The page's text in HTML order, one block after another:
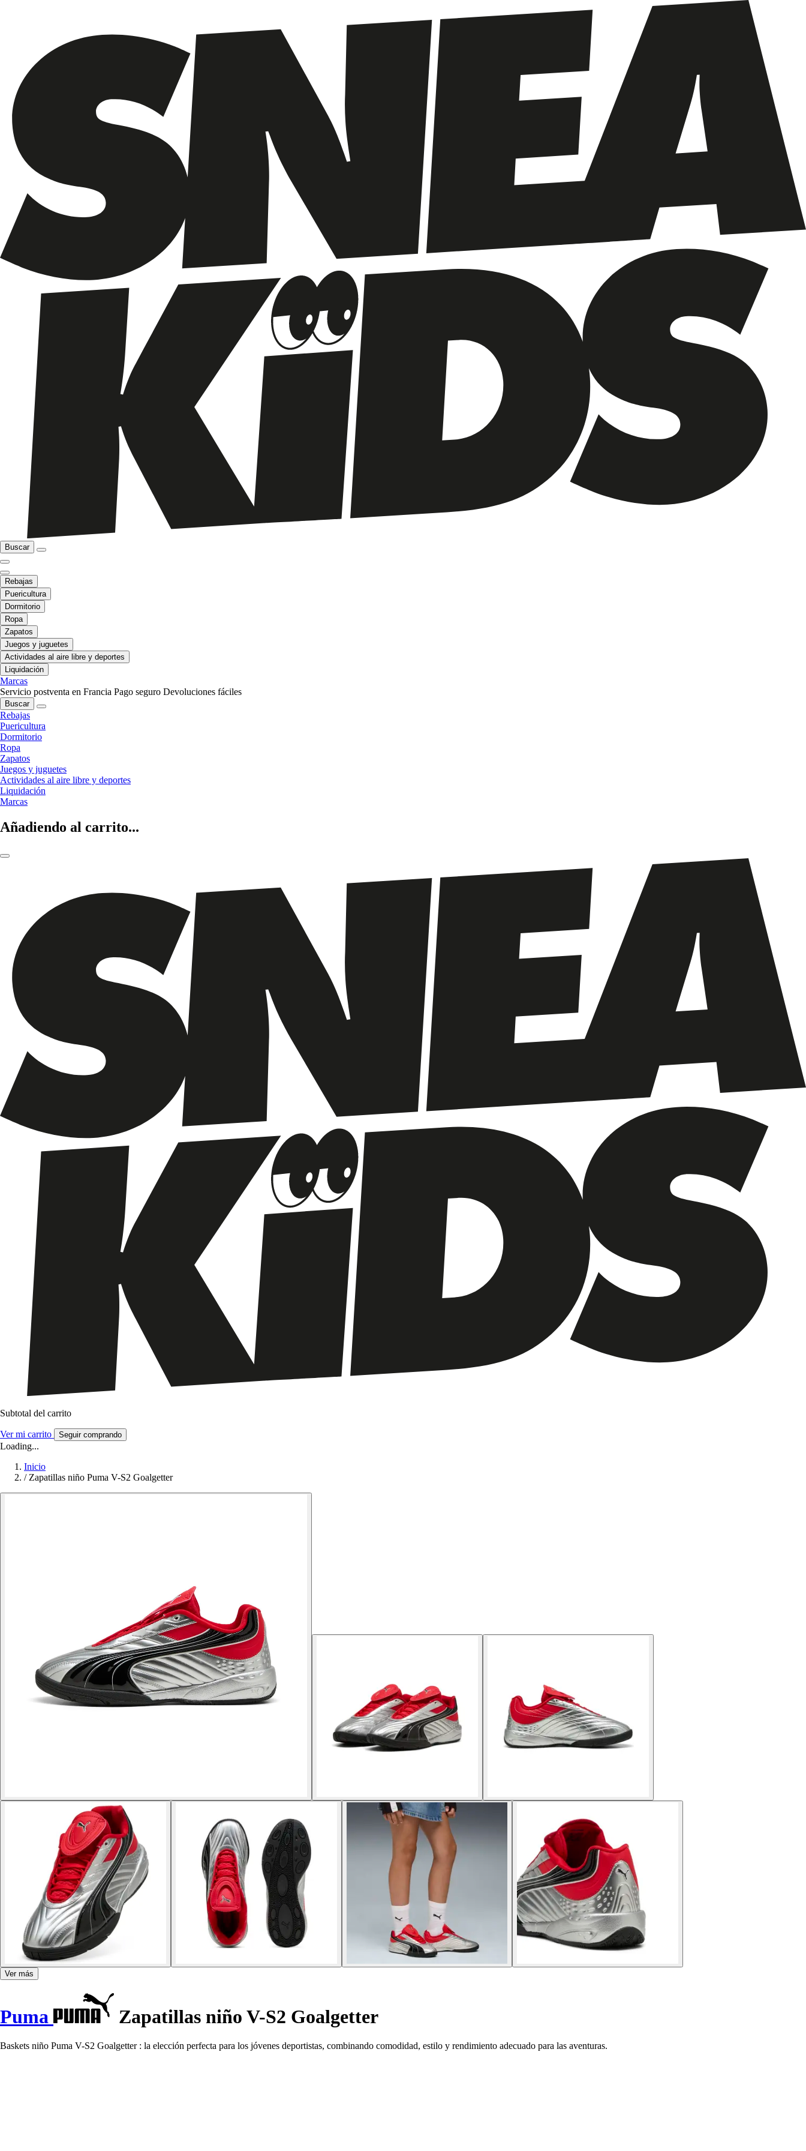
Buscar
Rebajas
Puericultura
Dormitorio
Ropa
Zapatos
Juegos y juguetes
Actividades al aire libre y deportes
Liquidación
Marcas
Servicio postventa en Francia Pago seguro Devoluciones fáciles
Buscar
Rebajas
Puericultura
Dormitorio
Ropa
Zapatos
Juegos y juguetes
Actividades al aire libre y deportes
Liquidación
Marcas
Añadiendo al carrito...
Subtotal del carrito
Ver mi carrito Seguir comprando
Loading...
Inicio
/ Zapatillas niño Puma V-S2 Goalgetter
Ver más
Puma Zapatillas niño V-S2 Goalgetter
Baskets niño Puma V-S2 Goalgetter : la elección perfecta para los jóvenes deportistas, combinando comodidad, estilo y rendimiento adecuado para las aventuras.